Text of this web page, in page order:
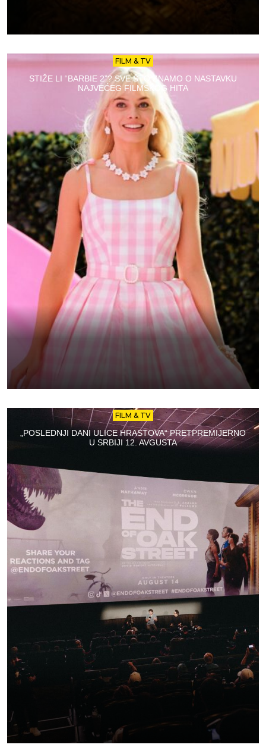
FILM & TV
STIŽE LI “BARBIE 2”? SVE ŠTO ZNAMO O NASTAVKU
NAJVEĆEG FILMSKOG HITA
FILM & TV
„POSLEDNJI DANI ULICE HRASTOVA“ PRETPREMIJERNO
U SRBIJI 12. AVGUSTA